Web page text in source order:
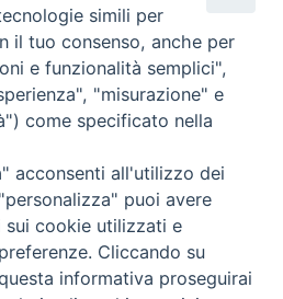
- Fax.: 06.9323844
al Venerdì Ore: 9:00 - 13:00
Venerdì, Ore 9:30 - 12:30
di Albano
simili per
il tuo consenso, anche per
e funzionalità semplici",
"misurazione" e
come specificato nella
acconsenti all'utilizzo dei
puoi avere
cookie utilizzati e
Cliccando su
informativa proseguirai